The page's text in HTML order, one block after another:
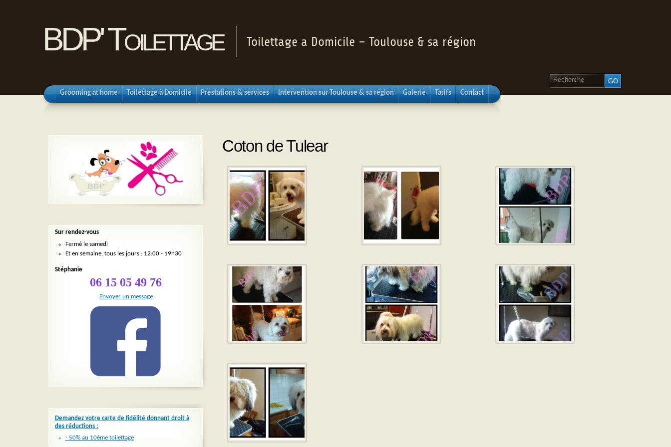
BDP' Toilettage Toilettage a Domicile – Toulouse & sa région
Grooming at home Toilettage à Domicile Prestations & services Intervention sur Toulouse & sa région Galerie Tarifs Contact
Coton de Tulear
Sur rendez-vous
Fermé le samedi
Et en semaine, tous les jours : 12:00 - 19h30
Stéphanie
06 15 05 49 76
Envoyer un message
Demandez votre carte de fidélité donnant droit à
des réductions :
- 50% au 10ème toilettage